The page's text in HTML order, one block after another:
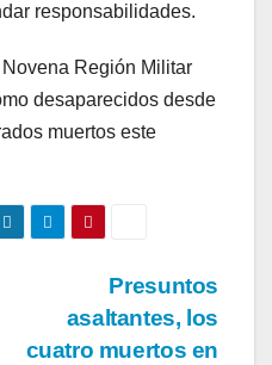
responsabilidades.
Región Militar
desaparecidos desde
muertos este
Presuntos
asaltantes, los
cuatro muertos en